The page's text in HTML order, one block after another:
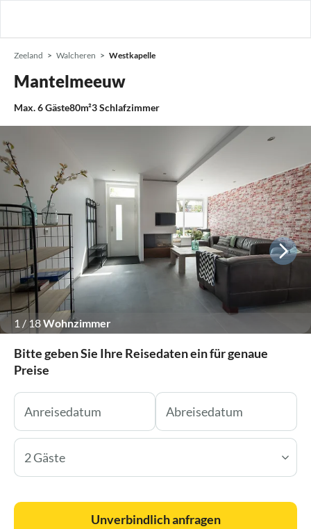
Zeeland Walcheren Westkapelle
Mantelmeeuw
Max.6Gäste80m²3Schlafzimmer
1 / 18Wohnzimmer
Bitte geben Sie Ihre Reisedaten ein für genaue
Preise
2 Gäste
Unverbindlich anfragen